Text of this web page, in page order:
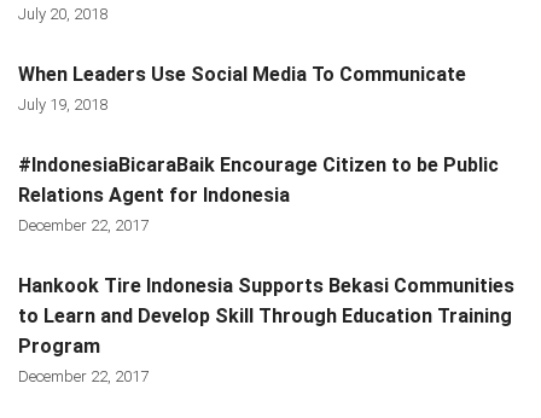
July 20, 2018
When Leaders Use Social Media To Communicate
July 19, 2018
#IndonesiaBicaraBaik Encourage Citizen to be Public
Relations Agent for Indonesia
December 22, 2017
Hankook Tire Indonesia Supports Bekasi Communities
to Learn and Develop Skill Through Education Training
Program
December 22, 2017